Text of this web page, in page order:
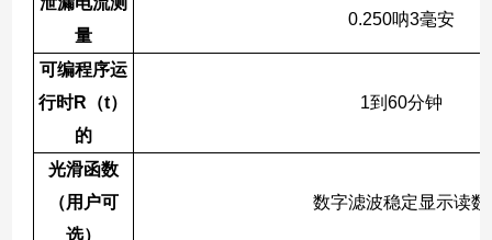
量
0.250呐3毫安
可编程序运
行时R （t）
的
1到 60分钟
光滑函数
（用户可
选）
数字滤波稳定显示读数